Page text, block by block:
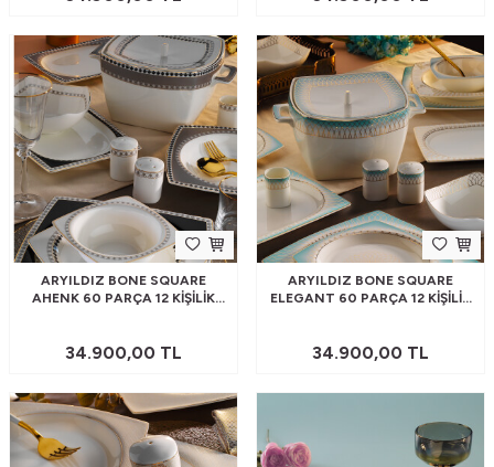
ARYILDIZ BONE SQUARE
AHENK 60 PARÇA 12 KIŞILIK
34.900,00 TL
ARYILDIZ BONE SQUARE
ELEGANT 60 PARÇA 12 KIŞILIK
34.900,00 TL